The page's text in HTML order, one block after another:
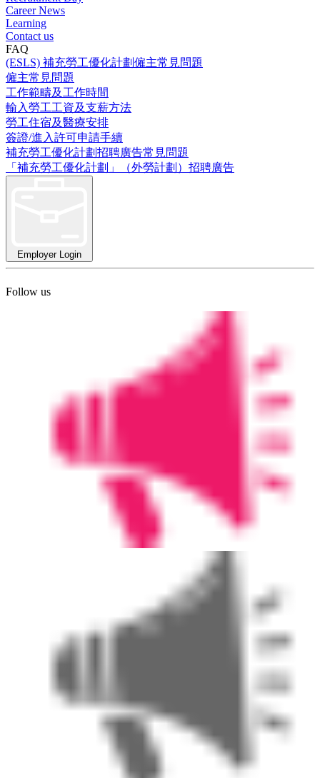
Career News
Learning
Contact us
FAQ
(ESLS) 補充勞工優化計劃僱主常見問題
僱主常見問題
工作範疇及工作時間
輸入勞工工資及支薪方法
勞工住宿及醫療安排
簽證/進入許可申請手續
補充勞工優化計劃招聘廣告常見問題
「補充勞工優化計劃」（外勞計劃）招聘廣告
Employer Login
Follow us